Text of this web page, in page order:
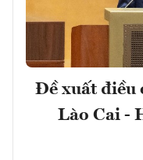
Đề xuất điều
Lào Cai -